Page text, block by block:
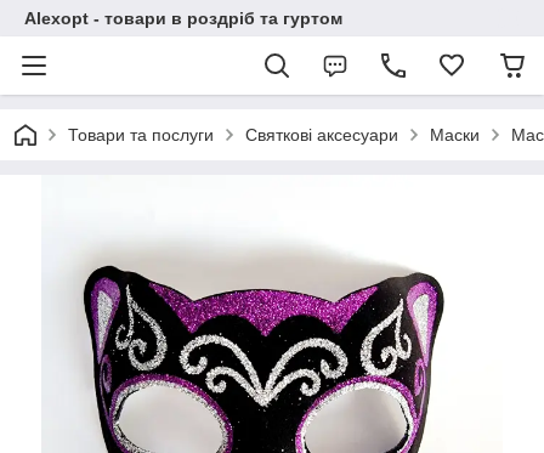
Alexopt - товари в роздріб та гуртом
Товари та послуги Святкові аксесуари Маски